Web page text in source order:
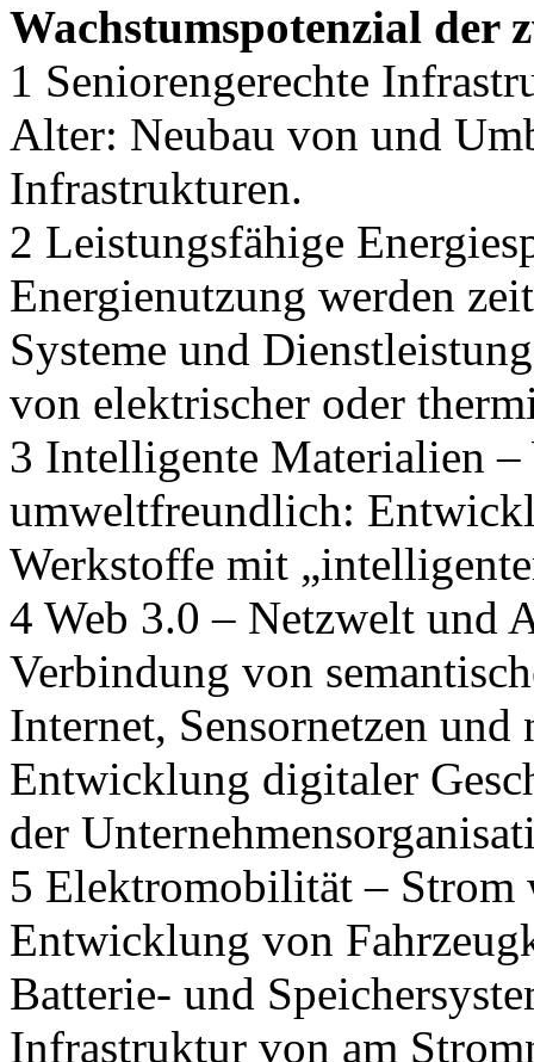
Wachstumspotenzial der
1 Seniorengerechte
Alter: Neubau von und
Infrastrukturen.
2 Leistungsfähige
Energienutzung werden
Systeme und
von elektrischer oder
3 Intelligente Materialien –
umweltfreundlich:
Werkstoffe mit
4 Web 3.0 – Netzwelt und
Verbindung von
Internet, Sensornetzen
Entwicklung digitaler
der
5 Elektromobilität – Strom
Entwicklung von
Batterie- und
Infrastruktur von am